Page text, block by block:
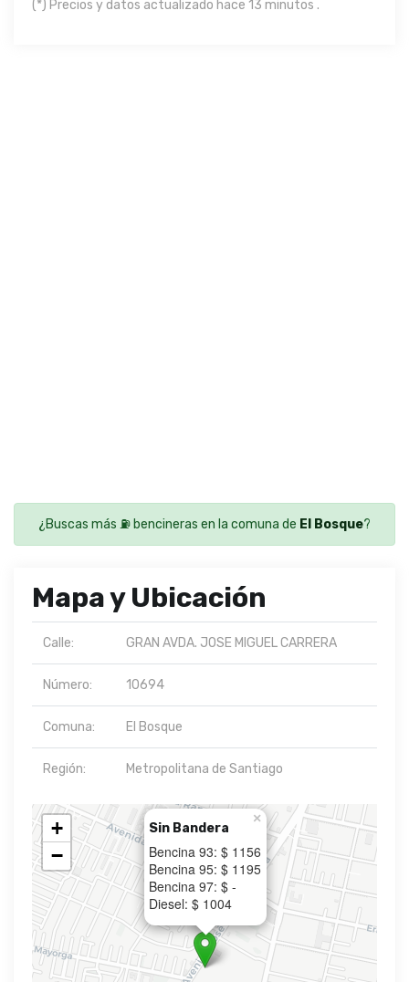
(*) Precios y datos actualizado hace 13 minutos .
¿Buscas más ⛽ bencineras en la comuna de El Bosque?
Mapa y Ubicación
Calle: GRAN AVDA. JOSE MIGUEL CARRERA
Número: 10694
Comuna: El Bosque
Región: Metropolitana de Santiago
Sin Bandera
Bencina 93: $ 1156
Bencina 95: $ 1195
Bencina 97: $ -
Diesel: $ 1004
×
+
−